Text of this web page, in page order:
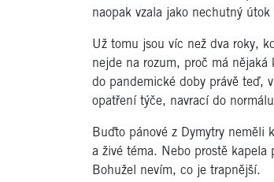
naopak vzala jako nechutný
Už tomu jsou víc než dva roky,
nejde na rozum, proč má nějaká
do pandemické doby právě teď,
opatření týče, navrací do
Buďto pánové z Dymytry neměli
a živé téma. Nebo prostě kapela
Bohužel nevím, co je trapnější.